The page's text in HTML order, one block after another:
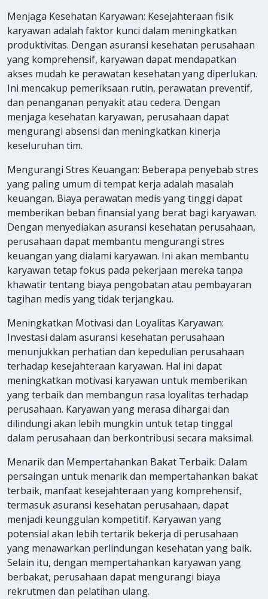
Menjaga Kesehatan Karyawan: Kesejahteraan fisik
karyawan adalah faktor kunci dalam meningkatkan
produktivitas. Dengan asuransi kesehatan perusahaan
yang komprehensif, karyawan dapat mendapatkan
akses mudah ke perawatan kesehatan yang diperlukan.
Ini mencakup pemeriksaan rutin, perawatan preventif,
dan penanganan penyakit atau cedera. Dengan
menjaga kesehatan karyawan, perusahaan dapat
mengurangi absensi dan meningkatkan kinerja
keseluruhan tim.
Mengurangi Stres Keuangan: Beberapa penyebab stres
yang paling umum di tempat kerja adalah masalah
keuangan. Biaya perawatan medis yang tinggi dapat
memberikan beban finansial yang berat bagi karyawan.
Dengan menyediakan asuransi kesehatan perusahaan,
perusahaan dapat membantu mengurangi stres
keuangan yang dialami karyawan. Ini akan membantu
karyawan tetap fokus pada pekerjaan mereka tanpa
khawatir tentang biaya pengobatan atau pembayaran
tagihan medis yang tidak terjangkau.
Meningkatkan Motivasi dan Loyalitas Karyawan:
Investasi dalam asuransi kesehatan perusahaan
menunjukkan perhatian dan kepedulian perusahaan
terhadap kesejahteraan karyawan. Hal ini dapat
meningkatkan motivasi karyawan untuk memberikan
yang terbaik dan membangun rasa loyalitas terhadap
perusahaan. Karyawan yang merasa dihargai dan
dilindungi akan lebih mungkin untuk tetap tinggal
dalam perusahaan dan berkontribusi secara maksimal.
Menarik dan Mempertahankan Bakat Terbaik: Dalam
persaingan untuk menarik dan mempertahankan bakat
terbaik, manfaat kesejahteraan yang komprehensif,
termasuk asuransi kesehatan perusahaan, dapat
menjadi keunggulan kompetitif. Karyawan yang
potensial akan lebih tertarik bekerja di perusahaan
yang menawarkan perlindungan kesehatan yang baik.
Selain itu, dengan mempertahankan karyawan yang
berbakat, perusahaan dapat mengurangi biaya
rekrutmen dan pelatihan ulang.